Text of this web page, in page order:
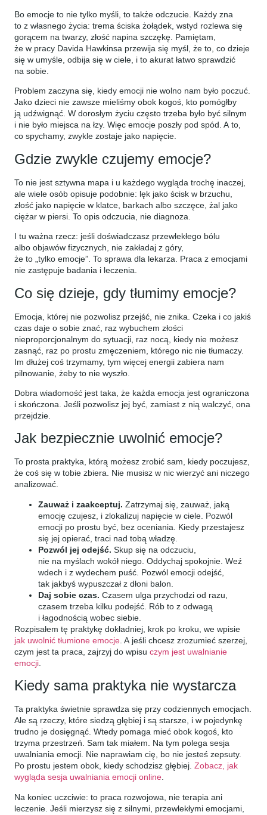
Bo emocje to nie tylko myśli, to także odczucie. Każdy zna
to z własnego życia: trema ściska żołądek, wstyd rozlewa się
gorącem na twarzy, złość napina szczękę. Pamiętam,
że w pracy Davida Hawkinsa przewija się myśl, że to, co dzieje
się w umyśle, odbija się w ciele, i to akurat łatwo sprawdzić
na sobie.
Problem zaczyna się, kiedy emocji nie wolno nam było poczuć.
Jako dzieci nie zawsze mieliśmy obok kogoś, kto pomógłby
ją udźwignąć. W dorosłym życiu często trzeba było być silnym
i nie było miejsca na łzy. Więc emocje poszły pod spód. A to,
co spychamy, zwykle zostaje jako napięcie.
Gdzie zwykle czujemy emocje?
To nie jest sztywna mapa i u każdego wygląda trochę inaczej,
ale wiele osób opisuje podobnie: lęk jako ścisk w brzuchu,
złość jako napięcie w klatce, barkach albo szczęce, żal jako
ciężar w piersi. To opis odczucia, nie diagnoza.
I tu ważna rzecz: jeśli doświadczasz przewlekłego bólu
albo objawów fizycznych, nie zakładaj z góry,
że to „tylko emocje”. To sprawa dla lekarza. Praca z emocjami
nie zastępuje badania i leczenia.
Co się dzieje, gdy tłumimy emocje?
Emocja, której nie pozwolisz przejść, nie znika. Czeka i co jakiś
czas daje o sobie znać, raz wybuchem złości
nieproporcjonalnym do sytuacji, raz nocą, kiedy nie możesz
zasnąć, raz po prostu zmęczeniem, którego nic nie tłumaczy.
Im dłużej coś trzymamy, tym więcej energii zabiera nam
pilnowanie, żeby to nie wyszło.
Dobra wiadomość jest taka, że każda emocja jest ograniczona
i skończona. Jeśli pozwolisz jej być, zamiast z nią walczyć, ona
przejdzie.
Jak bezpiecznie uwolnić emocje?
To prosta praktyka, którą możesz zrobić sam, kiedy poczujesz,
że coś się w tobie zbiera. Nie musisz w nic wierzyć ani niczego
analizować.
Zauważ i zaakceptuj. Zatrzymaj się, zauważ, jaką
emocję czujesz, i zlokalizuj napięcie w ciele. Pozwól
emocji po prostu być, bez oceniania. Kiedy przestajesz
się jej opierać, traci nad tobą władzę.
Pozwól jej odejść. Skup się na odczuciu,
nie na myślach wokół niego. Oddychaj spokojnie. Weź
wdech i z wydechem puść. Pozwól emocji odejść,
tak jakbyś wypuszczał z dłoni balon.
Daj sobie czas. Czasem ulga przychodzi od razu,
czasem trzeba kilku podejść. Rób to z odwagą
i łagodnością wobec siebie.
Rozpisałem tę praktykę dokładniej, krok po kroku, we wpisie
jak uwolnić tłumione emocje . A jeśli chcesz zrozumieć szerzej,
czym jest ta praca, zajrzyj do wpisu czym jest uwalnianie
emocji
Kiedy sama praktyka nie wystarcza
Ta praktyka świetnie sprawdza się przy codziennych emocjach.
Ale są rzeczy, które siedzą głębiej i są starsze, i w pojedynkę
trudno je dosięgnąć. Wtedy pomaga mieć obok kogoś, kto
trzyma przestrzeń. Sam tak miałem. Na tym polega sesja
uwalniania emocji. Nie naprawiam cię, bo nie jesteś zepsuty.
Po prostu jestem obok, kiedy schodzisz głębiej. Zobacz, jak
wygląda sesja uwalniania emocji online
Na koniec uczciwie: to praca rozwojowa, nie terapia ani
leczenie. Jeśli mierzysz się z silnymi, przewlekłymi emocjami,